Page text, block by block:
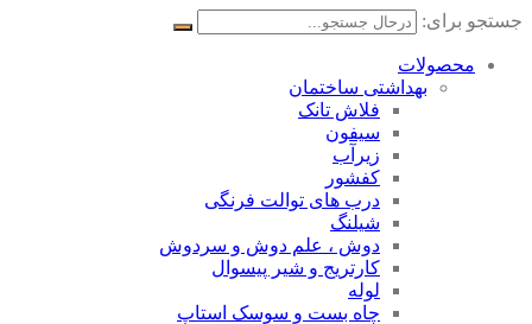
جستجو برای:
محصولات
بهداشتی ساختمان
فلاش تانک
سیفون
زیرآب
کفشور
درب های توالت فرنگی
شیلنگ
دوش ، علم دوش و سردوش
کارتریج و شیر پیسوال
لوله
چاه بست و سوسک استاپ